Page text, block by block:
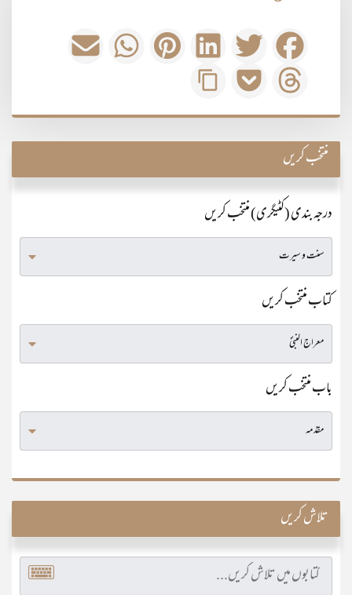
منتخب کریں
درجہ بندی (کٹیگری) منتخب کریں
کتاب منتخب کریں
باب منتخب کریں
تلاش کریں